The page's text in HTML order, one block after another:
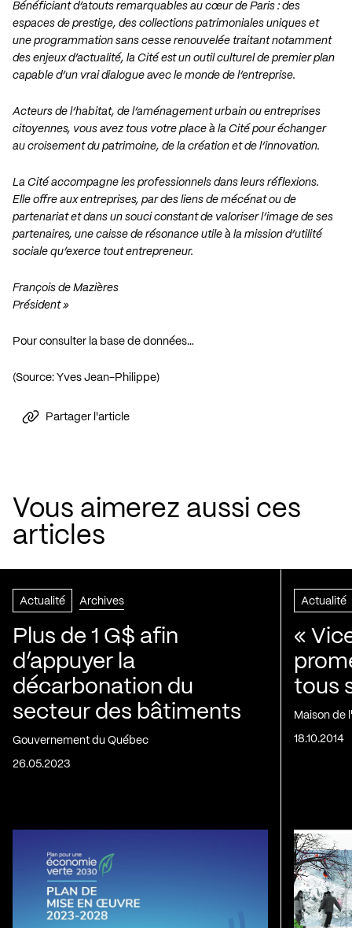
Bénéficiant d’atouts remarquables au cœur de Paris : des
espaces de prestige, des collections patrimoniales uniques et
une programmation sans cesse renouvelée traitant notamment
des enjeux d’actualité, la Cité est un outil culturel de premier plan
capable d’un vrai dialogue avec le monde de l’entreprise.
Acteurs de l’habitat, de l’aménagement urbain ou entreprises
citoyennes, vous avez tous votre place à la Cité pour échanger
au croisement du patrimoine, de la création et de l’innovation.
La Cité accompagne les professionnels dans leurs réflexions.
Elle offre aux entreprises, par des liens de mécénat ou de
partenariat et dans un souci constant de valoriser l’image de ses
partenaires, une caisse de résonance utile à la mission d’utilité
sociale qu’exerce tout entrepreneur.
François de Mazières
Président »
Pour consulter la base de données…
(Source: Yves Jean-Philippe)
Partager l'article
Vous aimerez aussi ces
articles
Actualité Archives
Plus de 1 G$ afin
d’appuyer la
décarbonation du
secteur des bâtiments
Gouvernement du Québec
26.05.2023
Actualité
«
tous
Maison de
18.10.2014